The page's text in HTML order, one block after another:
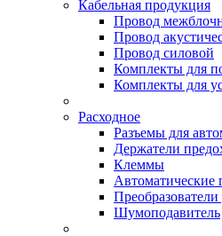
Кабельная продукция
Провод
Провод
Провод силовой
Комплекты для
Комплекты для
Расходное
Разъемы для
Держатели
Клеммы
Автоматические
Шумоподавитель